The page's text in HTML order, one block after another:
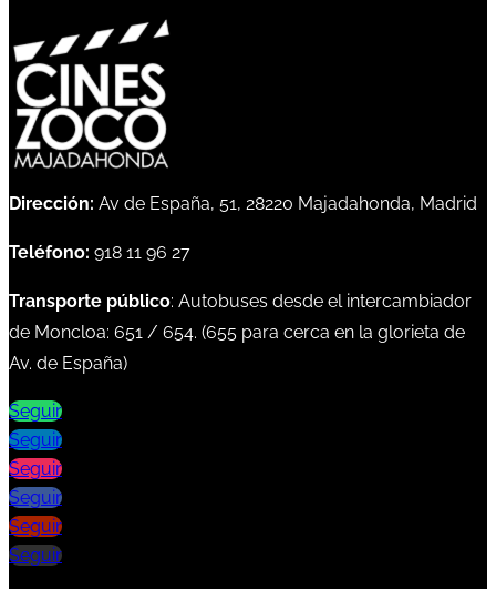
Dirección: Av de España, 51, 28220 Majadahonda, Madrid
Teléfono: 918 11 96 27
Transporte público: Autobuses desde el intercambiador
de Moncloa: 651 / 654. (655 para cerca en la glorieta de
Av. de España)
Seguir
Seguir
Seguir
Seguir
Seguir
Seguir